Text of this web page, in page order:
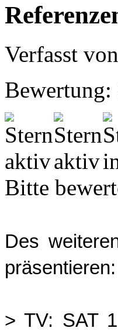
Verfasst
Bewertung:
Bitte
Des
präsentieren:
>TV: SAT